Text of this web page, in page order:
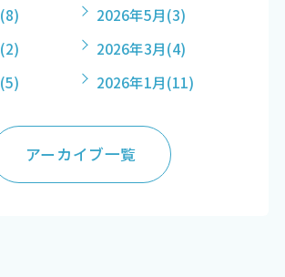
(8) 2026年5月(3)
(2) 2026年3月(4)
(5) 2026年1月(11)
アーカイブ一覧